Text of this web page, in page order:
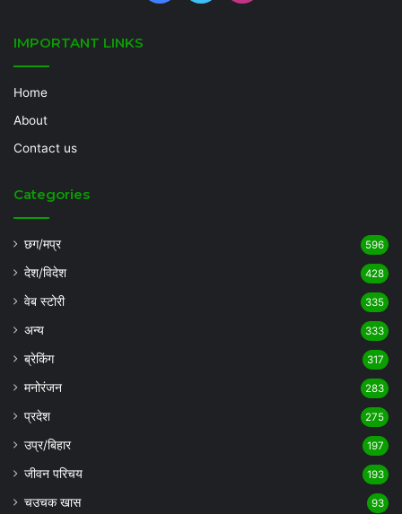
IMPORTANT LINKS
Home
About
Contact us
Categories
छग/मप्र 596
देश/विदेश 428
वेब स्टोरी 335
अन्य 333
ब्रेकिंग 317
मनोरंजन 283
प्रदेश 275
उप्र/बिहार 197
जीवन परिचय 193
चउचक खास 93